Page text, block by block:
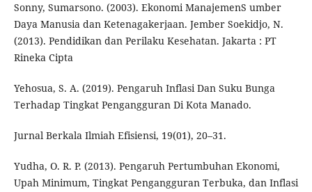
Sonny, Sumarsono. (2003). Ekonomi ManajemenS umber
Daya Manusia dan Ketenagakerjaan. Jember Soekidjo, N.
(2013). Pendidikan dan Perilaku Kesehatan. Jakarta : PT
Rineka Cipta
Yehosua, S. A. (2019). Pengaruh Inflasi Dan Suku Bunga
Terhadap Tingkat Pengangguran Di Kota Manado.
Jurnal Berkala Ilmiah Efisiensi, 19(01), 20–31.
Yudha, O. R. P. (2013). Pengaruh Pertumbuhan Ekonomi,
Upah Minimum, Tingkat Pengangguran Terbuka, dan Inflasi